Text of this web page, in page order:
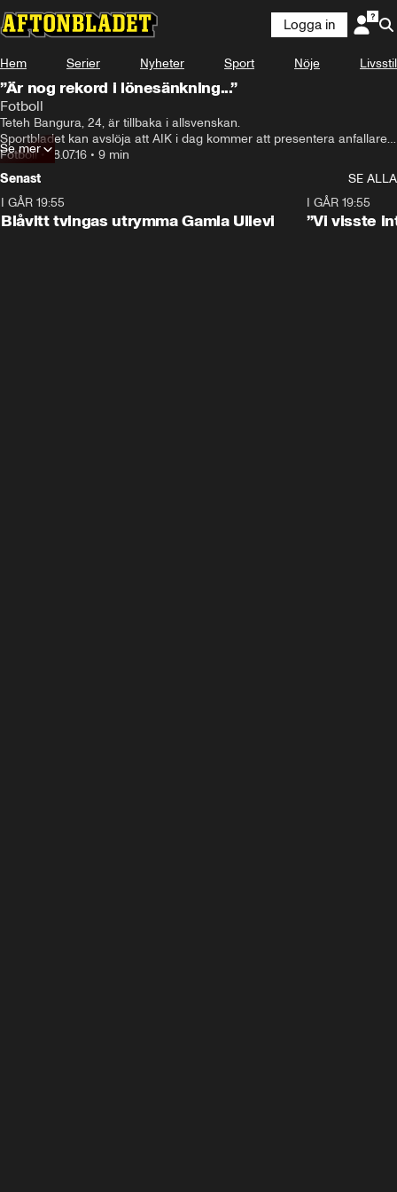
Logga in
Hem Serier Nyheter Sport Nöje Livsstil
”Är nog rekord i lönesänkning...”
Fotboll
Teteh Bangura, 24, är tillbaka i allsvenskan.
Sportbladet kan avslöja att AIK i dag kommer att presentera anfallaren.
Lånet sträcker sig till 15 augusti.
– Jag är väldigt glad över att vara hemma. Jag har saknat fansen och
laget. Jag älskar AIK, säger Teteh till Sportbladet.
Fotboll•18.07.16 • 9 min
Se mer
Senast
SE ALLA
I GÅR 19:55
Blåvitt tvingas utrymma Gamla Ullevi
I GÅR 19:55
”Vi visste